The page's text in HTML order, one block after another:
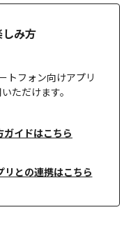
しみ方
トフォン向けアプリ
ただけます。
ガイドはこちら
リとの連携はこちら